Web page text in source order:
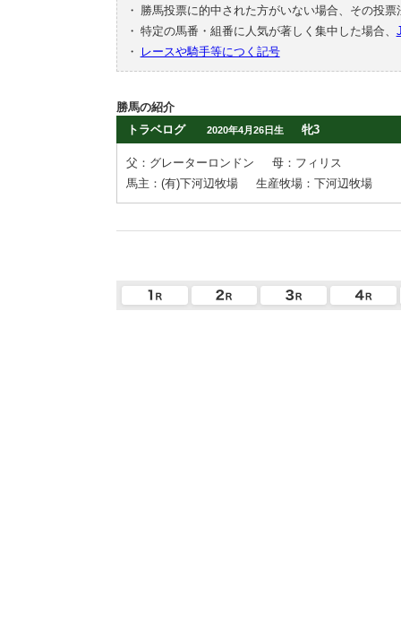
・
勝馬投票に的中された方がいない場合、その投
・ 特定の馬番・組番に人気が著しく集中した場合、
・
レースや騎手等につく記号
勝馬の紹介
トラベログ
2020年4月26日生 牝3
父：グレーターロンドン
母：フィリス
馬主：(有)下河辺牧場
生産牧場：下河辺牧場